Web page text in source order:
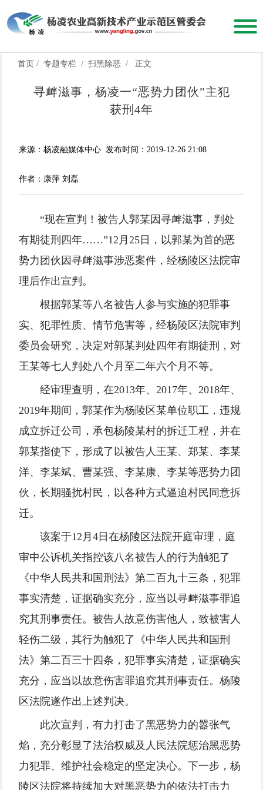
首页 / 专题专栏 / 扫黑除恶 / 正文
寻衅滋事，杨凌一“恶势力团伙”主犯
获刑4年
来源：杨凌融媒体中心 发布时间：2019-12-26 21:08
作者：康萍 刘磊
“现在宣判！被告人郭某因寻衅滋事，判处
有期徒刑四年……”12月25日，以郭某为首的恶
势力团伙因寻衅滋事涉恶案件，经杨陵区法院审
理后作出宣判。
根据郭某等八名被告人参与实施的犯罪事
实、犯罪性质、情节危害等，经杨陵区法院审判
委员会研究，决定对郭某判处四年有期徒刑，对
王某等七人判处八个月至二年六个月不等。
经审理查明，在2013年、2017年、2018年、
2019年期间，郭某作为杨陵区某单位职工，违规
成立拆迁公司，承包杨陵某村的拆迁工程，并在
郭某指使下，形成了以被告人王某、郑某、李某
洋、李某斌、曹某强、李某康、李某等恶势力团
伙，长期骚扰村民，以各种方式逼迫村民同意拆
迁。
该案于12月4日在杨陵区法院开庭审理，庭
审中公诉机关指控该八名被告人的行为触犯了
《中华人民共和国刑法》第二百九十三条，犯罪
事实清楚，证据确实充分，应当以寻衅滋事罪追
究其刑事责任。被告人故意伤害他人，致被害人
轻伤二级，其行为触犯了《中华人民共和国刑
法》第二百三十四条，犯罪事实清楚，证据确实
充分，应当以故意伤害罪追究其刑事责任。杨陵
区法院遂作出上述判决。
此次宣判，有力打击了黑恶势力的嚣张气
焰，充分彰显了法治权威及人民法院惩治黑恶势
力犯罪、维护社会稳定的坚定决心。下一步，杨
陵区法院将持续加大对黑恶势力的依法打击力